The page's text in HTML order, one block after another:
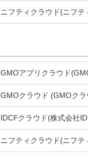
ニフティクラウド(ニフテ
GMOアプリクラウド
GMOクラウド (GMOク
IDCFクラウド(株式会社
ニフティクラウド(ニフテ